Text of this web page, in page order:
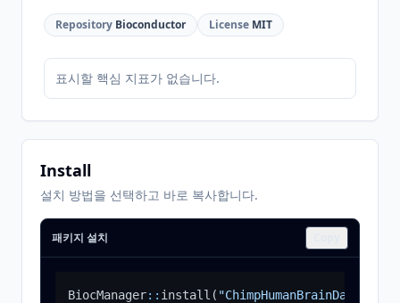
Repository Bioconductor License MIT
표시할 핵심 지표가 없습니다.
Install
설치 방법을 선택하고 바로 복사합니다.
패키지 설치
BiocManager:: install ( "ChimpHumanBrainData"